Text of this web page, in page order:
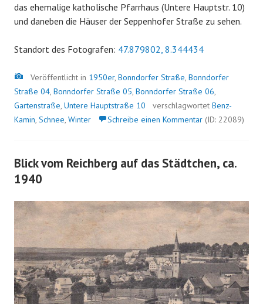
das ehemalige katholische Pfarrhaus (Untere Hauptstr. 10)
und daneben die Häuser der Seppenhofer Straße zu sehen.
Standort des Fotografen: 47.879802, 8.344434
Bild
Veröffentlicht in 1950er, Bonndorfer Straße Bonndorfer
Straße 04 Bonndorfer Straße 05 Bonndorfer Straße 06
Gartenstraße Untere Hauptstraße 10 verschlagwortet Benz-
Kamin Schnee Winter Schreibe einen Kommentar (ID: 22089)
Blick vom Reichberg auf das Städtchen, ca.
1940